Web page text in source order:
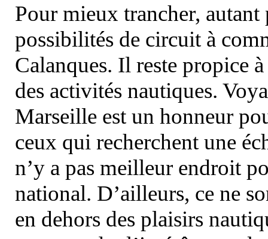
Pour mieux trancher, autant
possibilités de circuit à
Calanques. Il reste propice
des activités nautiques.
Marseille est un honneur
ceux qui recherchent une
n’y a pas meilleur endroit
national. D’ailleurs, ce ne
en dehors des plaisirs